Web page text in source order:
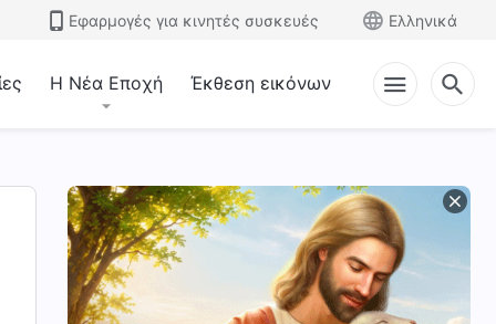
Εφαρμογές για κινητές συσκευές Ελληνικά
Η Νέα Εποχή Έκθεση εικόνων